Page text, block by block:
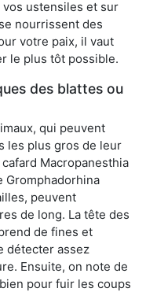
ustensiles et sur
nourrissent des
votre paix, il vaut
le plus tôt possible.
des blattes ou
qui peuvent
les plus gros de leur
Macropanesthia
Gromphadorhina
peuvent
de long. La tête des
de fines et
détecter assez
Ensuite, on note de
pour fuir les coups